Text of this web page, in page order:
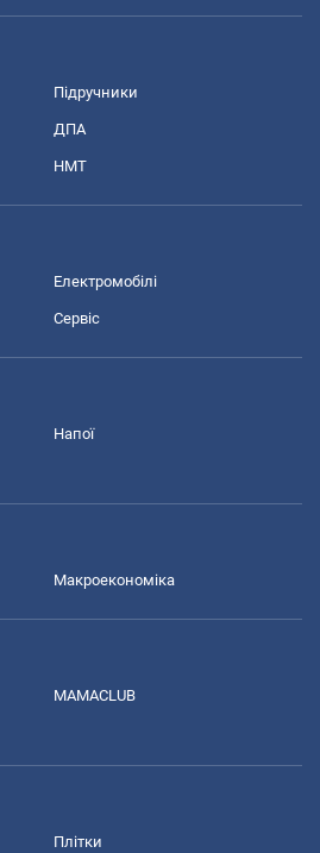
Підручники
ДПА
НМТ
Електромобілі
Сервіс
Напої
Макроекономіка
MAMACLUB
Плітки